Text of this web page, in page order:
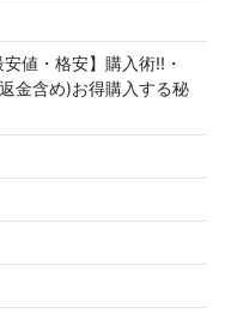
値・格安】購入術!!・
金含め)お得購入する秘